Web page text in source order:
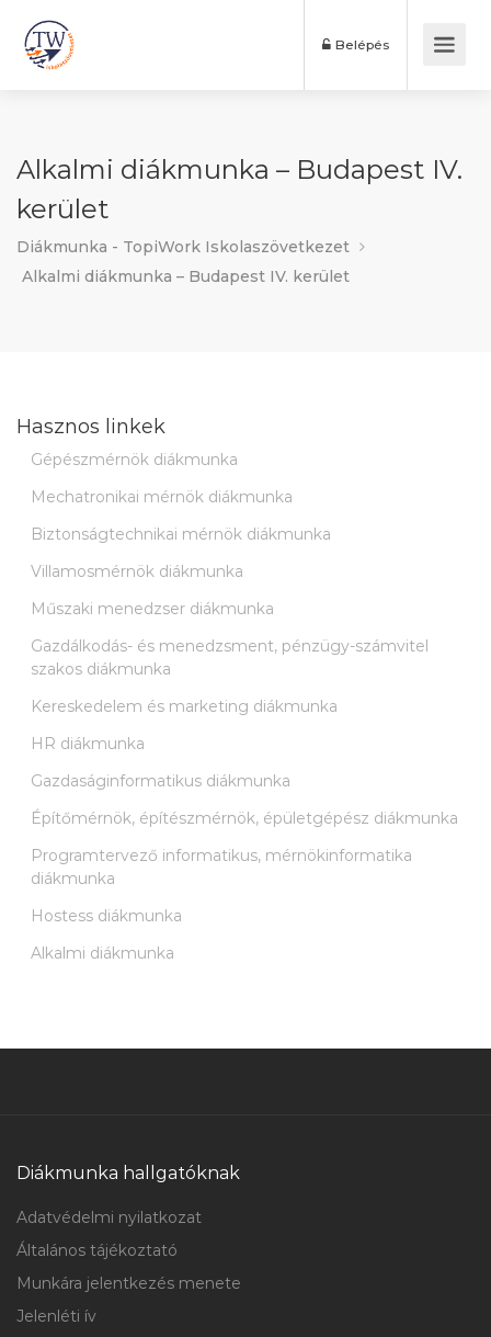
Belépés
Alkalmi diákmunka – Budapest IV.
kerület
Diákmunka - TopiWork Iskolaszövetkezet
Alkalmi diákmunka – Budapest IV. kerület
Hasznos linkek
Gépészmérnök diákmunka
Mechatronikai mérnök diákmunka
Biztonságtechnikai mérnök diákmunka
Villamosmérnök diákmunka
Műszaki menedzser diákmunka
Gazdálkodás- és menedzsment, pénzügy-számvitel
szakos diákmunka
Kereskedelem és marketing diákmunka
HR diákmunka
Gazdaságinformatikus diákmunka
Építőmérnök, építészmérnök, épületgépész diákmunka
Programtervező informatikus, mérnökinformatika
diákmunka
Hostess diákmunka
Alkalmi diákmunka
Diákmunka hallgatóknak
Adatvédelmi nyilatkozat
Általános tájékoztató
Munkára jelentkezés menete
Jelenléti ív